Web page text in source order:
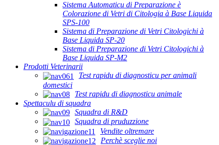
Sistema Automaticu di Preparazione è
Colorazione di Vetri di Citologia à Base Liquida
SPS-100
Sistema di Preparazione di Vetri Citologichi à
Base Liquida SP-20
Sistema di Preparazione di Vetri Citologichi à
Base Liquida SP-M2
Prodotti Veterinarii
Test rapidu di diagnosticu per animali
domestici
Test rapidu di diagnosticu animale
Spettaculu di squadra
Squadra di R&D
Squadra di pruduzzione
Vendite oltremare
Perchè sceglie noi